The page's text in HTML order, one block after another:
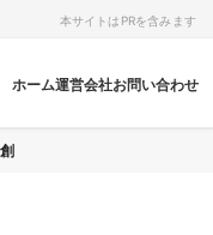
本サイトはPRを含みます
ホーム運営会社お問い合わせ